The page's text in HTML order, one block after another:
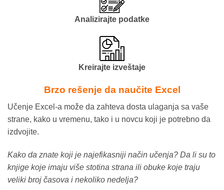
Analizirajte podatke
Kreirajte izveštaje
Brzo rešenje da naučite Excel
Učenje Excel-a može da zahteva dosta ulaganja sa vaše
strane, kako u vremenu, tako i u novcu koji je potrebno da
izdvojite.
Kako da znate koji je najefikasniji način učenja? Da li su to
knjige koje imaju više stotina strana ili obuke koje traju
veliki broj časova i nekoliko nedelja?